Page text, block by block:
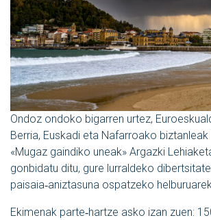
Ondoz ondoko bigarren urtez,
Berria, Euskadi eta Nafarroako
«Mugaz gaindiko uneak» Argazki
gonbidatu ditu, gure lurraldeko
paisaia‑aniztasuna ospatzeko
Ekimenak parte‑hartze asko izan zuen: